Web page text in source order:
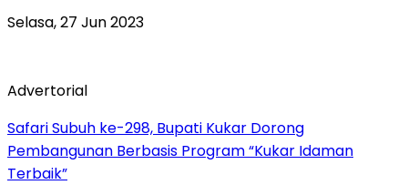
Selasa, 27 Jun 2023
Advertorial
Safari Subuh ke-298, Bupati Kukar Dorong
Pembangunan Berbasis Program “Kukar Idaman
Terbaik”